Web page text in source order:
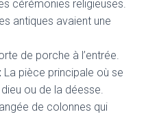
cérémonies religieuses.
antiques avaient une
de porche à l’entrée.
La pièce principale où se
ou de la déesse.
de colonnes qui